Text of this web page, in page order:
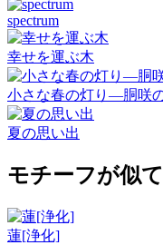
spectrum
幸せを運ぶ木
小さな春の灯り―胴咲
夏の思い出
モチーフが似
蓮[浄化]